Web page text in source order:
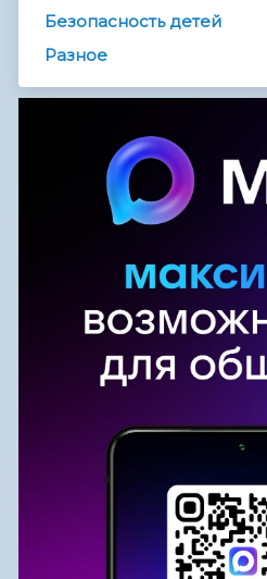
Безопасность детей
Разное